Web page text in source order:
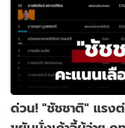
ด่วน! "ชัชชาติ" แรง